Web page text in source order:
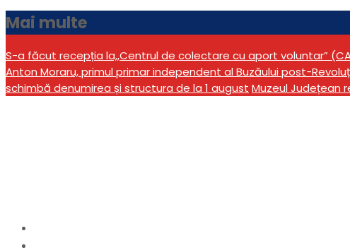
Mai multe
S-a făcut recepția la,,Centrul de colectare cu aport voluntar”
Anton Moraru, primul primar independent al Buzăului post-
schimbă denumirea și structura de la 1 august Muzeul Județean